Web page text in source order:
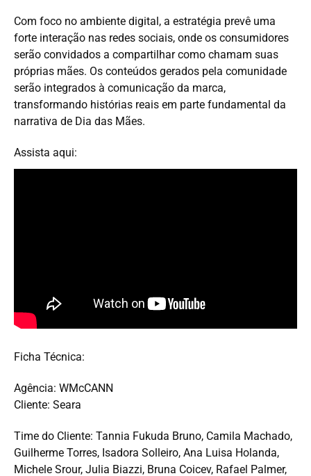
Com foco no ambiente digital, a estratégia prevê uma
forte interação nas redes sociais, onde os consumidores
serão convidados a compartilhar como chamam suas
próprias mães. Os conteúdos gerados pela comunidade
serão integrados à comunicação da marca,
transformando histórias reais em parte fundamental da
narrativa de Dia das Mães.
Assista aqui:
Ficha Técnica:
Agência: WMcCANN
Cliente: Seara
Time do Cliente: Tannia Fukuda Bruno, Camila Machado,
Guilherme Torres, Isadora Solleiro, Ana Luisa Holanda,
Michele Srour, Julia Biazzi, Bruna Coicev, Rafael Palmer,